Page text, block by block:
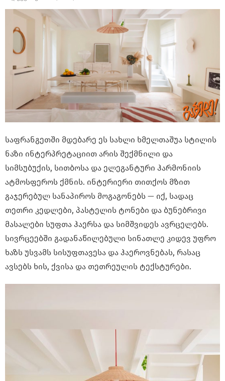
საფრანგეთში მდებარე ეს სახლი ხმელთაშუა სტილის
ნაზი ინტერპრეტაციით არის შექმნილი და
სიმსუბუქის, სითბოსა და ელეგანტური ჰარმონიის
ატმოსფეროს ქმნის. ინტერიერი თითქოს მზით
გაჯერებულ სანაპიროს მოგაგონებს — იქ, სადაც
თეთრი კედლები, პასტელის ტონები და ბუნებრივი
მასალები სუფთა ჰაერსა და სიმშვიდეს ავრცელებს.
სივრცეებში გადანაწილებული სინათლე კიდევ უფრო
ხაზს უსვამს სისუფთავესა და ჰაეროვნებას, რასაც
ავსებს ხის, ქვისა და თეთრეულის ტექსტურები.